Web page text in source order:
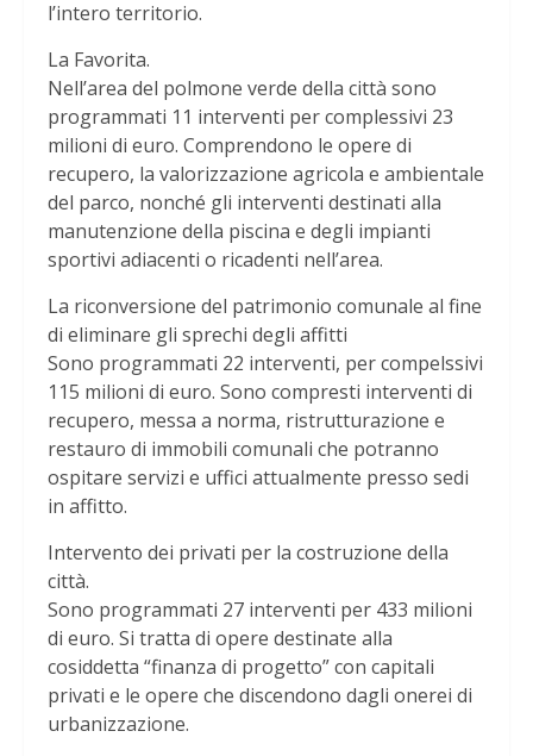
l’intero territorio.
La Favorita.
Nell’area del polmone verde della città sono
programmati 11 interventi per complessivi 23
milioni di euro. Comprendono le opere di
recupero, la valorizzazione agricola e ambientale
del parco, nonché gli interventi destinati alla
manutenzione della piscina e degli impianti
sportivi adiacenti o ricadenti nell’area.
La riconversione del patrimonio comunale al fine
di eliminare gli sprechi degli affitti
Sono programmati 22 interventi, per compelssivi
115 milioni di euro. Sono compresti interventi di
recupero, messa a norma, ristrutturazione e
restauro di immobili comunali che potranno
ospitare servizi e uffici attualmente presso sedi
in affitto.
Intervento dei privati per la costruzione della
città.
Sono programmati 27 interventi per 433 milioni
di euro. Si tratta di opere destinate alla
cosiddetta “finanza di progetto” con capitali
privati e le opere che discendono dagli onerei di
urbanizzazione.